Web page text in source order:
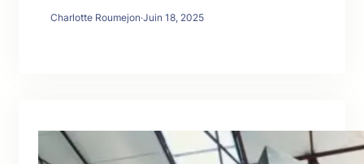
Charlotte Roumejon·Juin 18, 2025